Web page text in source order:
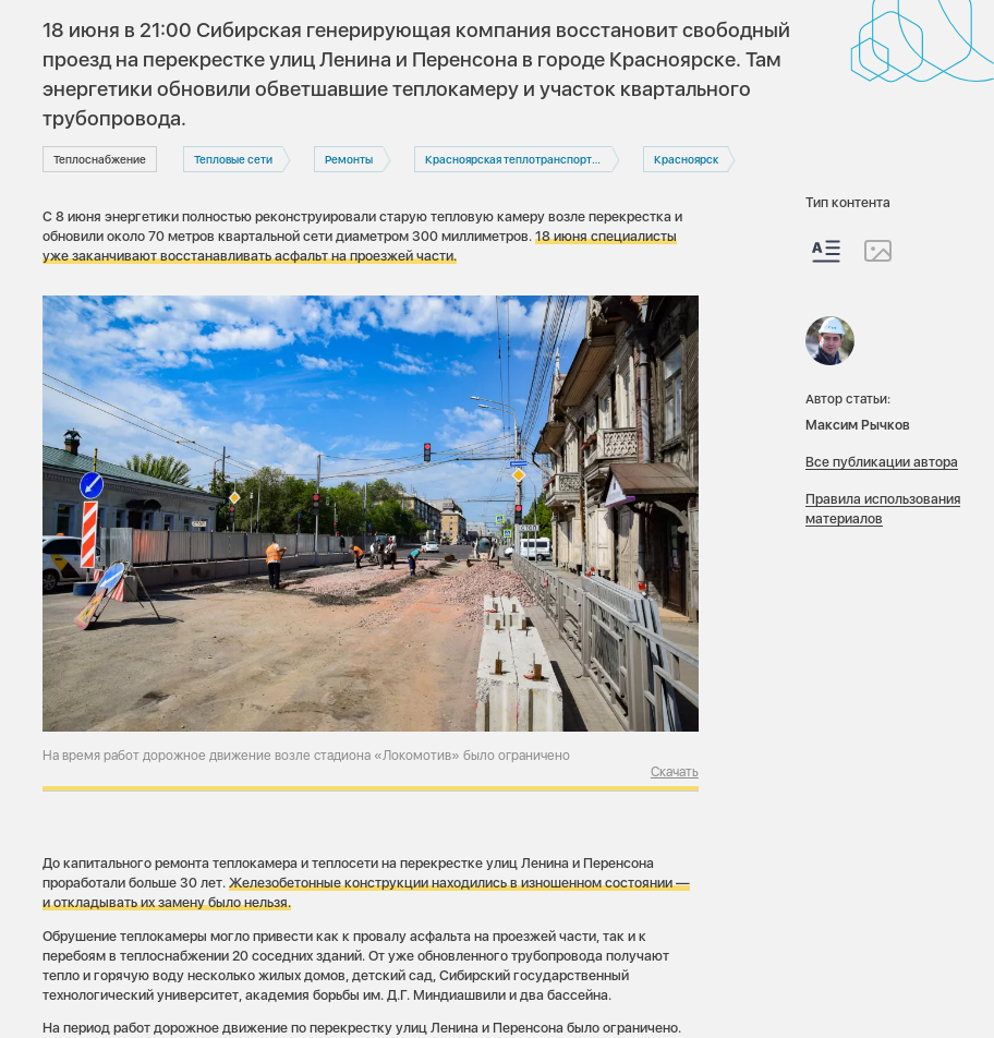
18 июня в 21:00 Сибирская генерирующая компания восстановит свободный
проезд на перекрестке улиц Ленина и Перенсона в городе Красноярске. Там
энергетики обновили обветшавшие теплокамеру и участок квартального
трубопровода.
Теплоснабжение Тепловые сети Ремонты Красноярская теплотранспортная компания Красноярск
С 8 июня энергетики полностью реконструировали старую тепловую камеру возле перекрестка и
обновили около 70 метров квартальной сети диаметром 300 миллиметров.18 июня специалисты
уже заканчивают восстанавливать асфальт на проезжей части.
На время работ дорожное движение возле стадиона «Локомотив» было ограничено
Скачать
До капитального ремонта теплокамера и теплосети на перекрестке улиц Ленина и Перенсона
проработали больше 30 лет.Железобетонные конструкции находились в изношенном состоянии —
и откладывать их замену было нельзя.
Обрушение теплокамеры могло привести как к провалу асфальта на проезжей части, так и к
перебоям в теплоснабжении 20 соседних зданий. От уже обновленного трубопровода получают
тепло и горячую воду несколько жилых домов, детский сад, Сибирский государственный
технологический университет, академия борьбы им. Д.Г. Миндиашвили и два бассейна.
На период работ дорожное движение по перекрестку улиц Ленина и Перенсона было ограничено.
Тип контента
Автор статьи:
Максим Рычков
Все публикации автора
Правила использования
материалов